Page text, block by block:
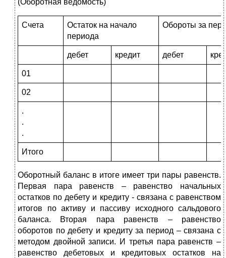
(Оборотная ведомость)
Счета
Остаток на начало
периода
Обороты за
дебет кредит дебет
01
02
.
.
.
Итого
Оборотный баланс в итоге имеет три пары равенств.
Первая пара равенств – равенство начальных
остатков по дебету и кредиту - связана с равенством
итогов по активу и пассиву исходного сальдового
баланса. Вторая пара равенств – равенство
оборотов по дебету и кредиту за период – связана с
методом двойной записи. И третья пара равенств –
равенство дебетовых и кредитовых остатков на